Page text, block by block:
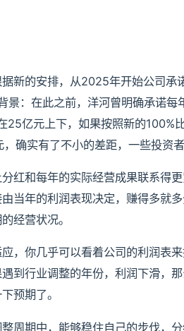
新的安排，从2025年开始公司
景：在此之前，洋河曾明确承诺
25亿元上下，如果按照新的100%
确实有了不小的差距，一些投资
红和每年的实际经营成果联系得
当年的利润表现决定，赚得多就
经营状况。
，你几乎可以看着公司的利润表
到行业调整的年份，利润下滑，
预期了。
周期中，能够稳住自己的步伐，